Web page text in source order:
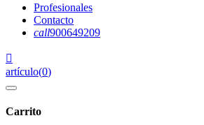
Profesionales
Contacto
call900649209

artículo(0)
Carrito